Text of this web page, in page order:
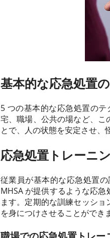
基本的な応急処置
5 つの基本的な応急処置の
宅、職場、公共の場など、こ
とで、人の状態を安定させ、
応急処置トレーニ
従業員が基本的な応急処置
MHSA が提供するような応
ます。定期的な訓練セッシ
を身につけさせることができ